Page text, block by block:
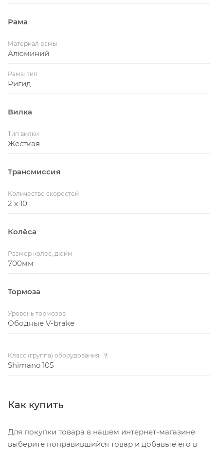
Рама
Материал рамы
Алюминий
Рама: тип
Ригид
Вилка
Тип вилки
Жесткая
Трансмиссия
Количество скоростей
2 x 10
Колёса
Размер колес, дюйм
700мм
Тормоза
Уровень тормозов
Ободные V-brake
Класс (группа) оборудования ?
Shimano 105
Как купить
Для покупки товара в нашем интернет-магазине
выберите понравившийся товар и добавьте его в